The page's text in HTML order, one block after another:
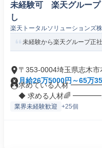
未経験可 楽天グルー
し
楽天トータルソリューションズ
未経験から楽天グループ正
〒353-0004埼玉県志木市
月給26万5000円～65万
求めている人材
◆ 求める人材🌈
業界未経験歓迎 +25個